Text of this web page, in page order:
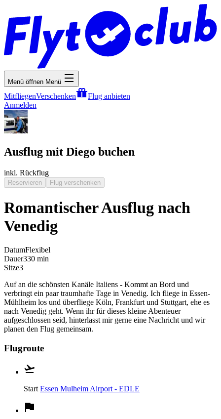
Menü öffnen Menü
MitfliegenVerschenken
Flug anbieten
Anmelden
Ausflug mit Diego buchen
inkl. Rückflug
Reservieren Flug verschenken
Romantischer Ausflug nach
Venedig
DatumFlexibel
Dauer330 min
Sitze3
Auf an die schönsten Kanäle Italiens - Kommt an Bord und
verbringt ein paar traumhafte Tage in Venedig. Ich fliege in Essen-
Mühlheim los und überfliege Köln, Frankfurt und Stuttgart, ehe es
nach Venedig geht. Wenn ihr für dieses kleine Abenteuer
aufgeschlossen seid, hinterlasst mir gerne eine Nachricht und wir
planen den Flug gemeinsam.
Flugroute
Start Essen Mulheim Airport - EDLE